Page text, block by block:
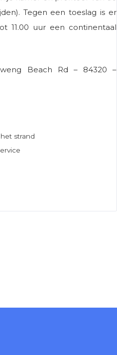
Tegen een toeslag is er
11.00 uur een continentaal
Beach Rd – 84320 –
strand